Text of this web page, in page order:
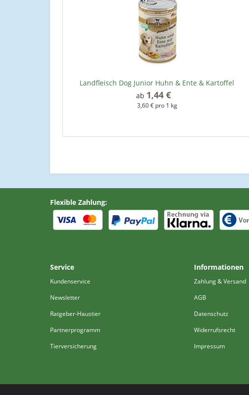
Landfleisch Dog Junior Huhn & Ente & Kartoffel
ab 1,44 €
3,60 € pro 1 kg
Flexible Zahlung:
Service
Kundenservice
Newsletter
Ratgeber-Haustier
Partnerprogramm
Tierversicherung
Informationen
Zahlung & Versand
AGB
Datenschutz
Widerrufsrecht
Impressum